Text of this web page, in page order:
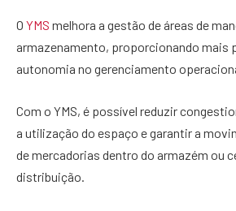
O YMS melhora a gestão de áreas de
armazenamento, proporcionando mais
autonomia no gerenciamento
Com o YMS, é possível reduzir
a utilização do espaço e garantir a
de mercadorias dentro do armazém ou
distribuição.